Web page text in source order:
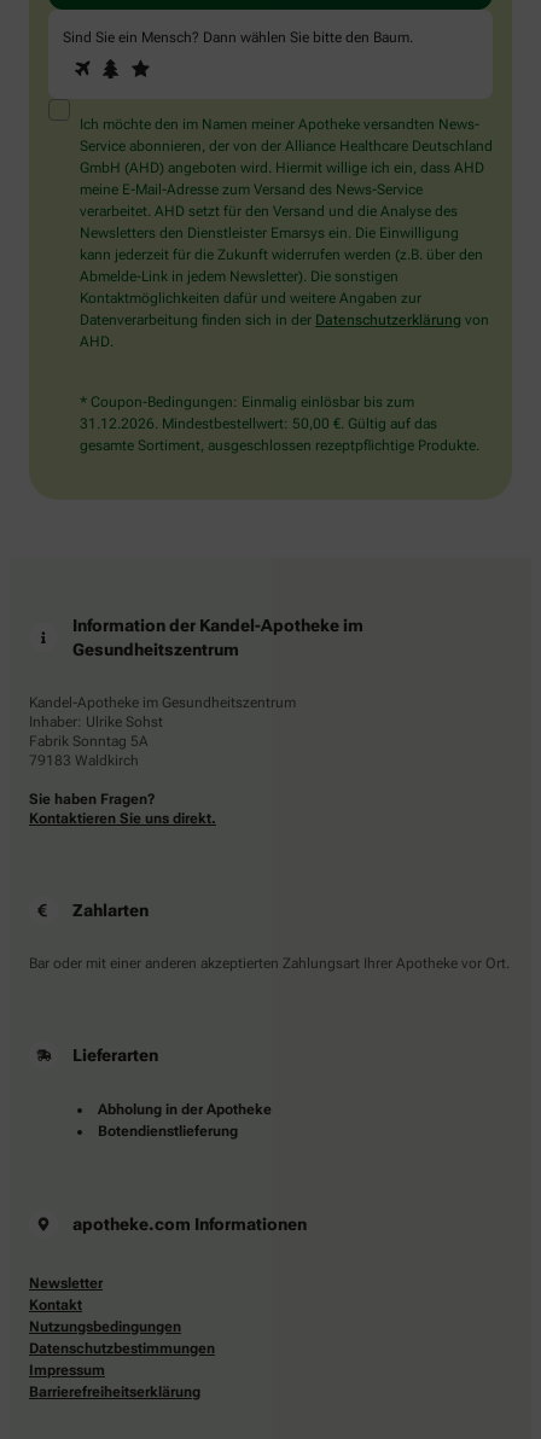
Sind Sie ein Mensch? Dann wählen Sie bitte den Baum.
Sind
Sie
ein
Mensch?
Dann
wählen
Sie
bitte
den
Baum.
1 2
Ich möchte den im Namen meiner Apotheke versandten News-
Service abonnieren, der von der Alliance Healthcare Deutschland
GmbH (AHD) angeboten wird. Hiermit willige ich ein, dass AHD
meine E-Mail-Adresse zum Versand des News-Service
verarbeitet. AHD setzt für den Versand und die Analyse des
Newsletters den Dienstleister Emarsys ein. Die Einwilligung
kann jederzeit für die Zukunft widerrufen werden (z.B. über den
Abmelde-Link in jedem Newsletter). Die sonstigen
Kontaktmöglichkeiten dafür und weitere Angaben zur
Datenverarbeitung finden sich in der Datenschutzerklärung von
AHD.
* Coupon-Bedingungen: Einmalig einlösbar bis zum
31.12.2026. Mindestbestellwert: 50,00 €. Gültig auf das
gesamte Sortiment, ausgeschlossen rezeptpflichtige Produkte.
Information der Kandel-Apotheke im
Gesundheitszentrum
Kandel-Apotheke im Gesundheitszentrum
Inhaber: Ulrike Sohst
Fabrik Sonntag 5A
79183 Waldkirch
Sie haben Fragen?
Kontaktieren Sie uns direkt.
Zahlarten
Bar oder mit einer anderen akzeptierten Zahlungsart Ihrer Apotheke vor Ort.
Lieferarten
Abholung in der Apotheke
Botendienstlieferung
apotheke.com Informationen
Newsletter
Kontakt
Nutzungsbedingungen
Datenschutzbestimmungen
Impressum
Barrierefreiheitserklärung